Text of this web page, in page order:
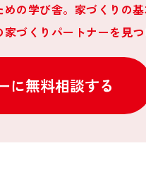
の学び舎。家づくりの基
づくりパートナーを見つ
に無料相談する